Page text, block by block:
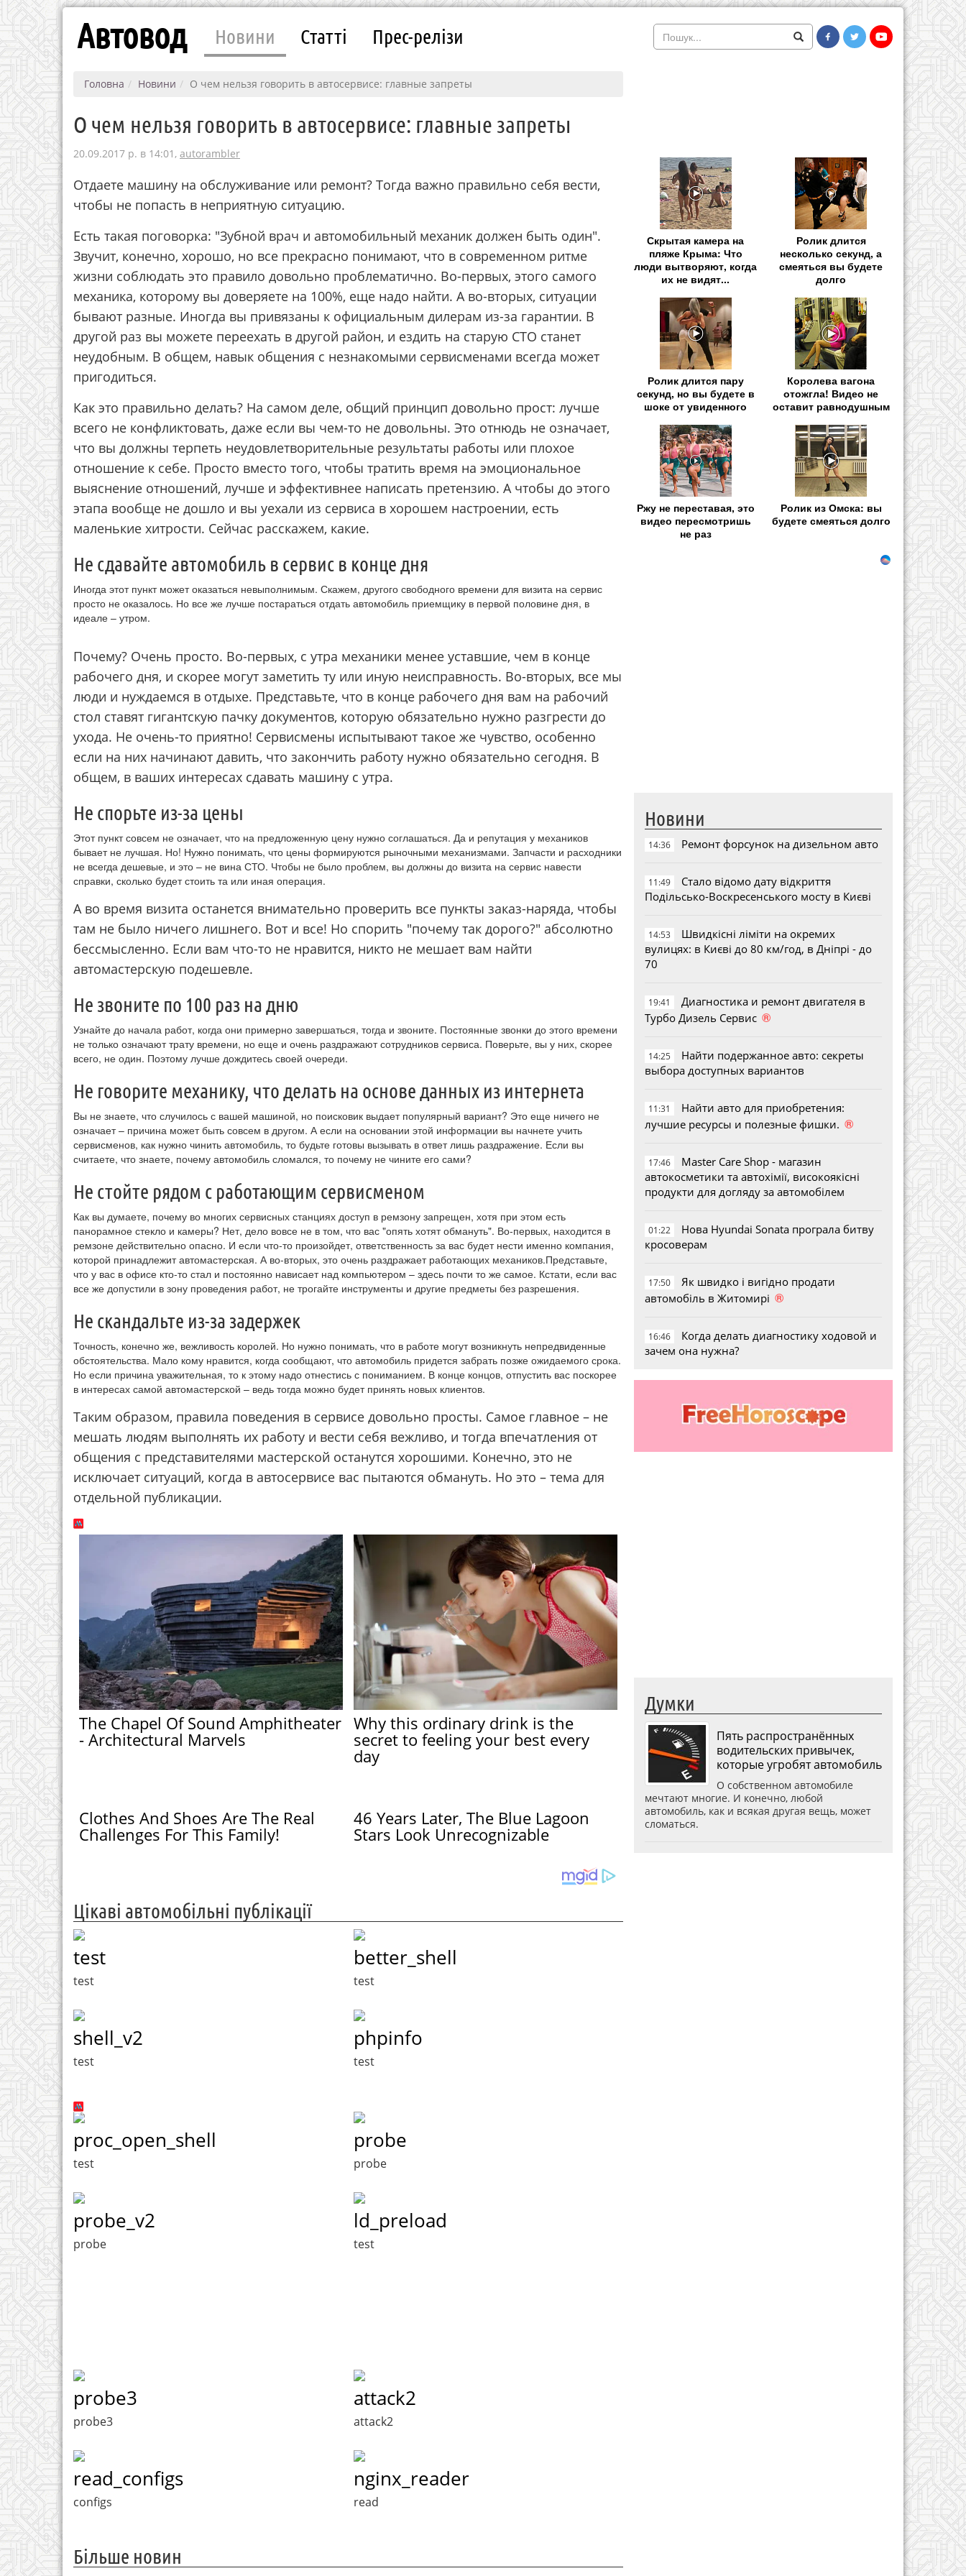
Автовод Новини Статті Прес-релізи
Головна Новини О чем нельзя говорить в автосервисе: главные запреты
О чем нельзя говорить в автосервисе: главные запреты
20.09.2017 р. в 14:01, autorambler
Отдаете машину на обслуживание или ремонт? Тогда важно правильно себя вести,
чтобы не попасть в неприятную ситуацию.
Есть такая поговорка: "Зубной врач и автомобильный механик должен быть один".
Звучит, конечно, хорошо, но все прекрасно понимают, что в современном ритме
жизни соблюдать это правило довольно проблематично. Во-первых, этого самого
механика, которому вы доверяете на 100%, еще надо найти. А во-вторых, ситуации
бывают разные. Иногда вы привязаны к официальным дилерам из-за гарантии. В
другой раз вы можете переехать в другой район, и ездить на старую СТО станет
неудобным. В общем, навык общения с незнакомыми сервисменами всегда может
пригодиться.
Как это правильно делать? На самом деле, общий принцип довольно прост: лучше
всего не конфликтовать, даже если вы чем-то не довольны. Это отнюдь не означает,
что вы должны терпеть неудовлетворительные результаты работы или плохое
отношение к себе. Просто вместо того, чтобы тратить время на эмоциональное
выяснение отношений, лучше и эффективнее написать претензию. А чтобы до этого
этапа вообще не дошло и вы уехали из сервиса в хорошем настроении, есть
маленькие хитрости. Сейчас расскажем, какие.
Не сдавайте автомобиль в сервис в конце дня
Иногда этот пункт может оказаться невыполнимым. Скажем, другого свободного времени для визита на сервис
просто не оказалось. Но все же лучше постараться отдать автомобиль приемщику в первой половине дня, в
идеале – утром.
Почему? Очень просто. Во-первых, с утра механики менее уставшие, чем в конце
рабочего дня, и скорее могут заметить ту или иную неисправность. Во-вторых, все мы
люди и нуждаемся в отдыхе. Представьте, что в конце рабочего дня вам на рабочий
стол ставят гигантскую пачку документов, которую обязательно нужно разгрести до
ухода. Не очень-то приятно! Сервисмены испытывают такое же чувство, особенно
если на них начинают давить, что закончить работу нужно обязательно сегодня. В
общем, в ваших интересах сдавать машину с утра.
Не спорьте из-за цены
Этот пункт совсем не означает, что на предложенную цену нужно соглашаться. Да и репутация у механиков
бывает не лучшая. Но! Нужно понимать, что цены формируются рыночными механизмами. Запчасти и расходники
не всегда дешевые, и это – не вина СТО. Чтобы не было проблем, вы должны до визита на сервис навести
справки, сколько будет стоить та или иная операция.
А во время визита останется внимательно проверить все пункты заказ-наряда, чтобы
там не было ничего лишнего. Вот и все! Но спорить "почему так дорого?" абсолютно
бессмысленно. Если вам что-то не нравится, никто не мешает вам найти
автомастерскую подешевле.
Не звоните по 100 раз на дню
Узнайте до начала работ, когда они примерно завершаться, тогда и звоните. Постоянные звонки до этого времени
не только означают трату времени, но еще и очень раздражают сотрудников сервиса. Поверьте, вы у них, скорее
всего, не один. Поэтому лучше дождитесь своей очереди.
Не говорите механику, что делать на основе данных из интернета
Вы не знаете, что случилось с вашей машиной, но поисковик выдает популярный вариант? Это еще ничего не
означает – причина может быть совсем в другом. А если на основании этой информации вы начнете учить
сервисменов, как нужно чинить автомобиль, то будьте готовы вызывать в ответ лишь раздражение. Если вы
считаете, что знаете, почему автомобиль сломался, то почему не чините его сами?
Не стойте рядом с работающим сервисменом
Как вы думаете, почему во многих сервисных станциях доступ в ремзону запрещен, хотя при этом есть
панорамное стекло и камеры? Нет, дело вовсе не в том, что вас "опять хотят обмануть". Во-первых, находится в
ремзоне действительно опасно. И если что-то произойдет, ответственность за вас будет нести именно компания,
которой принадлежит автомастерская. А во-вторых, это очень раздражает работающих механиков.Представьте,
что у вас в офисе кто-то стал и постоянно нависает над компьютером – здесь почти то же самое. Кстати, если вас
все же допустили в зону проведения работ, не трогайте инструменты и другие предметы без разрешения.
Не скандальте из-за задержек
Точность, конечно же, вежливость королей. Но нужно понимать, что в работе могут возникнуть непредвиденные
обстоятельства. Мало кому нравится, когда сообщают, что автомобиль придется забрать позже ожидаемого срока.
Но если причина уважительная, то к этому надо отнестись с пониманием. В конце концов, отпустить вас поскорее
в интересах самой автомастерской – ведь тогда можно будет принять новых клиентов.
Таким образом, правила поведения в сервисе довольно просты. Самое главное – не
мешать людям выполнять их работу и вести себя вежливо, и тогда впечатления от
общения с представителями мастерской останутся хорошими. Конечно, это не
исключает ситуаций, когда в автосервисе вас пытаются обмануть. Но это – тема для
отдельной публикации.
The Chapel Of Sound Amphitheater
- Architectural Marvels
Why this ordinary drink is the
secret to feeling your best every
day
Clothes And Shoes Are The Real
Challenges For This Family!
46 Years Later, The Blue Lagoon
Stars Look Unrecognizable
Цікаві автомобільні публікації
test
test
better_shell
test
shell_v2
test
phpinfo
test
proc_open_shell
test
probe
probe
probe_v2
probe
ld_preload
test
probe3
probe3
attack2
attack2
read_configs
configs
nginx_reader
read
Більше новин
Скрытая камера на
пляже Крыма: Что
люди вытворяют, когда
их не видят...
Ролик длится
несколько секунд, а
смеяться вы будете
долго
Ролик длится пару
секунд, но вы будете в
шоке от увиденного
Королева вагона
отожгла! Видео не
оставит равнодушным
Ржу не переставая, это
видео пересмотришь
не раз
Ролик из Омска: вы
будете смеяться долго
Новини
14:36 Ремонт форсунок на дизельном авто
11:49
Стало відомо дату відкриття
Подільсько-Воскресенського мосту в Києві
14:53
Швидкісні ліміти на окремих
вулицях: в Києві до 80 км/год, в Дніпрі - до
70
19:41
Диагностика и ремонт двигателя в
Турбо Дизель Сервис ®
14:25
Найти подержанное авто: секреты
выбора доступных вариантов
11:31
Найти авто для приобретения:
лучшие ресурсы и полезные фишки. ®
17:46
Master Care Shop - магазин
автокосметики та автохімії, високоякісні
продукти для догляду за автомобілем
01:22
Нова Hyundai Sonata програла битву
кросоверам
17:50
Як швидко і вигідно продати
автомобіль в Житомирі ®
16:46
Когда делать диагностику ходовой и
зачем она нужна?
Думки
Пять распространённых
водительских привычек,
которые угробят автомобиль
О собственном автомобиле
мечтают многие. И конечно, любой
автомобиль, как и всякая другая вещь, может
сломаться.